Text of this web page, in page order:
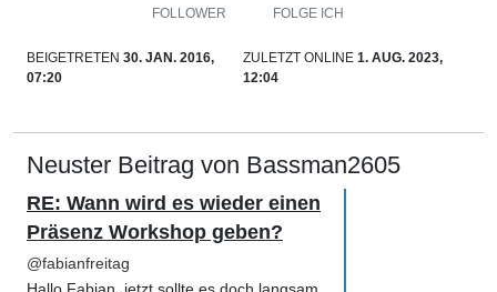
FOLLOWER FOLGE ICH
BEIGETRETEN 30. JAN. 2016,
07:20
ZULETZT ONLINE 1. AUG. 2023,
12:04
Neuster Beitrag von Bassman2605
RE: Wann wird es wieder einen
Präsenz Workshop geben?
@fabianfreitag